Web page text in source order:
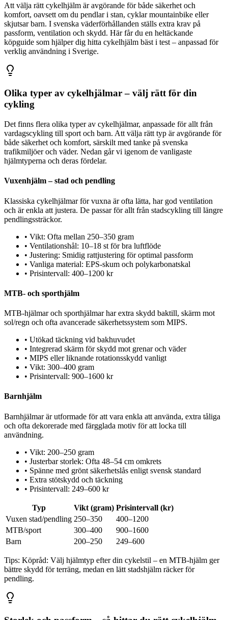
Att välja rätt cykelhjälm är avgörande för både säkerhet och
komfort, oavsett om du pendlar i stan, cyklar mountainbike eller
skjutsar barn. I svenska väderförhållanden ställs extra krav på
passform, ventilation och skydd. Här får du en heltäckande
köpguide som hjälper dig hitta cykelhjälm bäst i test – anpassad för
verklig användning i Sverige.
Olika typer av cykelhjälmar – välj rätt för din
cykling
Det finns flera olika typer av cykelhjälmar, anpassade för allt från
vardagscykling till sport och barn. Att välja rätt typ är avgörande för
både säkerhet och komfort, särskilt med tanke på svenska
trafikmiljöer och väder. Nedan går vi igenom de vanligaste
hjälmtyperna och deras fördelar.
Vuxenhjälm – stad och pendling
Klassiska cykelhjälmar för vuxna är ofta lätta, har god ventilation
och är enkla att justera. De passar för allt från stadscykling till längre
pendlingssträckor.
• Vikt: Ofta mellan 250–350 gram
• Ventilationshål: 10–18 st för bra luftflöde
• Justering: Smidig rattjustering för optimal passform
• Vanliga material: EPS-skum och polykarbonatskal
• Prisintervall: 400–1200 kr
MTB- och sporthjälm
MTB-hjälmar och sporthjälmar har extra skydd baktill, skärm mot
sol/regn och ofta avancerade säkerhetssystem som MIPS.
• Utökad täckning vid bakhuvudet
• Integrerad skärm för skydd mot grenar och väder
• MIPS eller liknande rotationsskydd vanligt
• Vikt: 300–400 gram
• Prisintervall: 900–1600 kr
Barnhjälm
Barnhjälmar är utformade för att vara enkla att använda, extra tåliga
och ofta dekorerade med färgglada motiv för att locka till
användning.
• Vikt: 200–250 gram
• Justerbar storlek: Ofta 48–54 cm omkrets
• Spänne med grönt säkerhetslås enligt svensk standard
• Extra stötskydd och täckning
• Prisintervall: 249–600 kr
Typ Vikt (gram) Prisintervall (kr)
Vuxen stad/pendling 250–350
400–1200
MTB/sport
300–400
900–1600
Barn
200–250 249–600
Tips: Köpråd: Välj hjälmtyp efter din cykelstil – en MTB-hjälm ger
bättre skydd för terräng, medan en lätt stadshjälm räcker för
pendling.